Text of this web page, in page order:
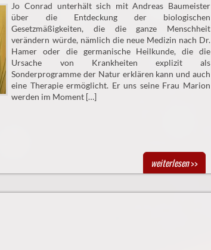
Jo Conrad unterhält sich mit Andreas Baumeister
über die Entdeckung der biologischen
Gesetzmäßigkeiten, die die ganze Menschheit
verändern würde, nämlich die neue Medizin nach Dr.
Hamer oder die germanische Heilkunde, die die
Ursache von Krankheiten explizit als
Sonderprogramme der Natur erklären kann und auch
eine Therapie ermöglicht. Er uns seine Frau Marion
werden im Moment […]
weiterlesen>>